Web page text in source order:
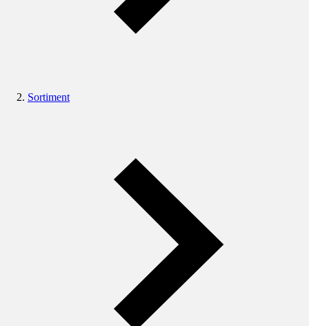
Sortiment